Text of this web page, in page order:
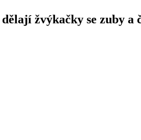
žvýkačky se zuby a